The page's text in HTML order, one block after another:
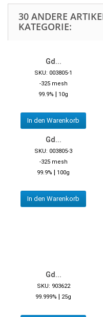
30 ANDERE
KATEGORIE:
Gd...
SKU: 003805-1
-325 mesh
99.9% | 10g
In den Warenkorb
Gd...
SKU: 003805-3
-325 mesh
99.9% | 100g
In den Warenkorb
Gd...
SKU: 903622
99.999% | 25g